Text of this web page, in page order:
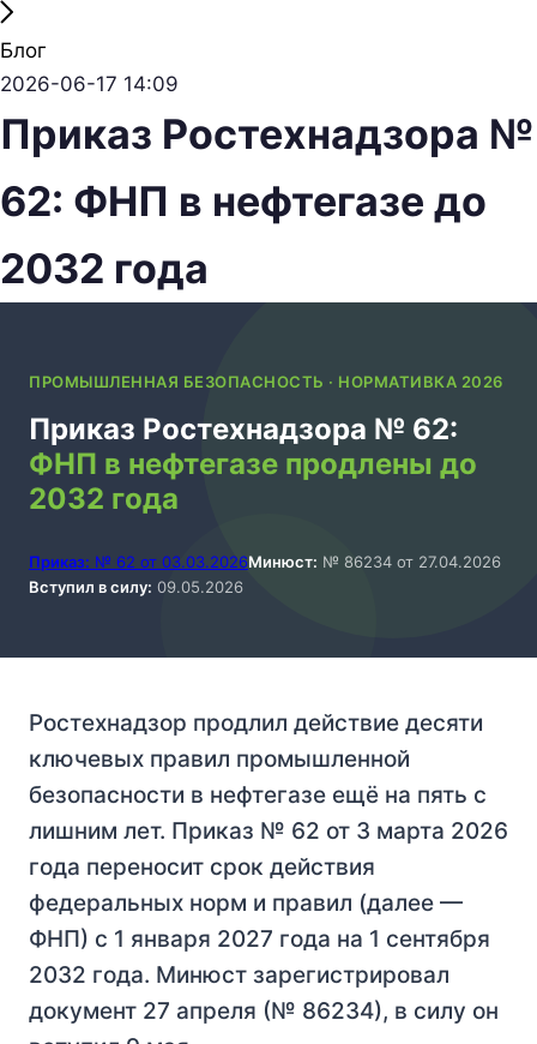
Блог
2026-06-17 14:09
Приказ Ростехнадзора №
62: ФНП в нефтегазе до
2032 года
ПРОМЫШЛЕННАЯ БЕЗОПАСНОСТЬ · НОРМАТИВКА 2026
Приказ Ростехнадзора № 62:
ФНП в нефтегазе продлены до
2032 года
Приказ: № 62 от 03.03.2026Минюст: № 86234 от 27.04.2026
Вступил в силу: 09.05.2026
Ростехнадзор продлил действие десяти
ключевых правил промышленной
безопасности в нефтегазе ещё на пять с
лишним лет. Приказ № 62 от 3 марта 2026
года переносит срок действия
федеральных норм и правил (далее —
ФНП) с 1 января 2027 года на 1 сентября
2032 года. Минюст зарегистрировал
документ 27 апреля (№ 86234), в силу он